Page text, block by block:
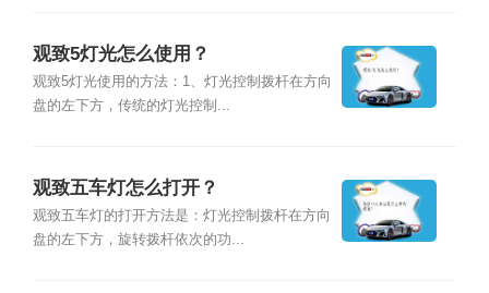
观致5灯光怎么使用？
观致5灯光使用的方法：1、灯光控制拨杆在方向
盘的左下方，传统的灯光控制...
观致五车灯怎么打开？
观致五车灯的打开方法是：灯光控制拨杆在方向
盘的左下方，旋转拨杆依次的功...